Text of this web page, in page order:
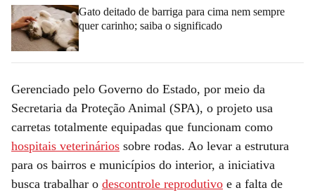
Gato deitado de barriga para cima nem sempre
quer carinho; saiba o significado
Gerenciado pelo Governo do Estado, por meio da
Secretaria da Proteção Animal (SPA), o projeto usa
carretas totalmente equipadas que funcionam como
hospitais veterinários sobre rodas. Ao levar a estrutura
para os bairros e municípios do interior, a iniciativa
busca trabalhar o descontrole reprodutivo e a falta de